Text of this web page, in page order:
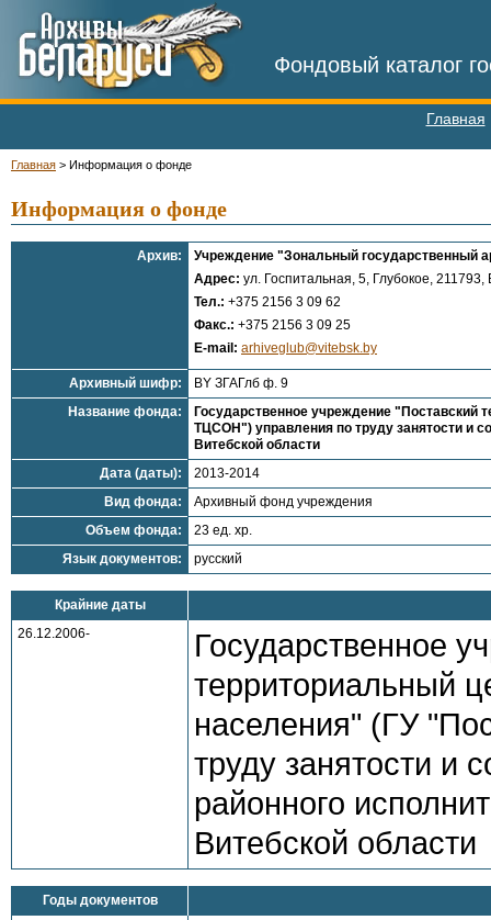
Фондовый каталог
Главная
Главная > Информация о фонде
Информация о фонде
Архив:
Учреждение "Зональный государственный
Адрес: ул. Госпитальная, 5, Глубокое,
Тел.: +375 2156 3 09 62
Факс.: +375 2156 3 09 25
E-mail: arhiveglub@vitebsk.by
Архивный шифр:
BY ЗГАГлб ф. 9
Название фонда:
Государственное учреждение "Поставский
ТЦСОН") управления по труду занятости и
Витебской области
Дата (даты):
2013-2014
Вид фонда:
Архивный фонд учреждения
Объем фонда:
23 ед. хр.
Язык документов:
русский
Крайние даты
26.12.2006-
Государственное
территориальный
населения" (ГУ
труду занятости и
районного
Витебской области
Годы документов